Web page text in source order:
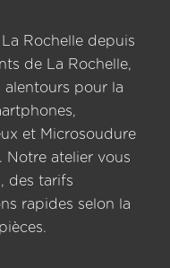
Rochelle depuis
de La Rochelle,
alentours pour la
et Microsoudure
Notre atelier vous
des tarifs
rapides selon la